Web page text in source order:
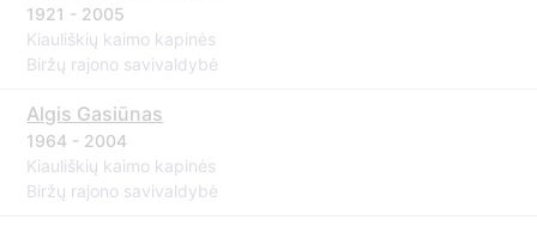
1921 - 2005
Kiauliškių kaimo kapinės
Biržų rajono savivaldybė
Algis Gasiūnas
1964 - 2004
Kiauliškių kaimo kapinės
Biržų rajono savivaldybė